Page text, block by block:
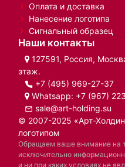
Оплата и доставка
Нанесение логотипа
Сигнальный образец
Наши контакты
127591, Россия,
этаж.
+7 (495) 969-27-37
Whatsapp: +7 (967)
sale@art-holding.su
© 2007-2025 «Арт-
логотипом
Обращаем ваше внимание на
исключительно
и ни при каких условиях не